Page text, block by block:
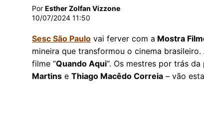
Por Esther Zolfan Vizzone
10/07/2024 11:50
Sesc São Paulo vai ferver com a Mostra
mineira que transformou o cinema
filme “Quando Aqui“. Os mestres por trás
Martins e Thiago Macêdo Correia – vão